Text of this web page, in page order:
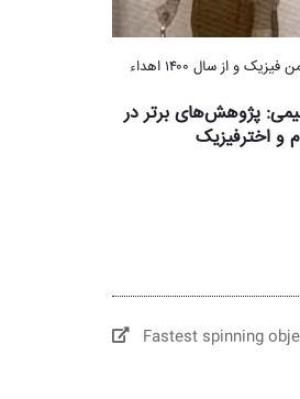
از سوی انجمن فیزیک و از سال ۱۴۰۰ اهداء
پژوهش‌های برتر در
و اخترفیزیک
Fastest spinning